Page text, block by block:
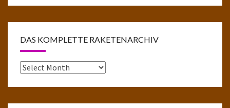
DAS KOMPLETTE RAKETENARCHIV
Das